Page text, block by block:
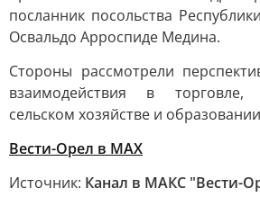
посланник посольства
Освальдо Арроспиде Медина.
Стороны рассмотрели
взаимодействия в торговле,
сельском хозяйстве и образовании
Вести-Орел в МАХ
Источник: Канал в МАКС "Вести-